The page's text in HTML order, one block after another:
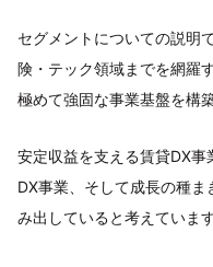
セグメントについての説明
険・テック領域までを網羅
極めて強固な事業基盤を構
安定収益を支える賃貸DX
DX事業、そして成長の種
み出していると考えています